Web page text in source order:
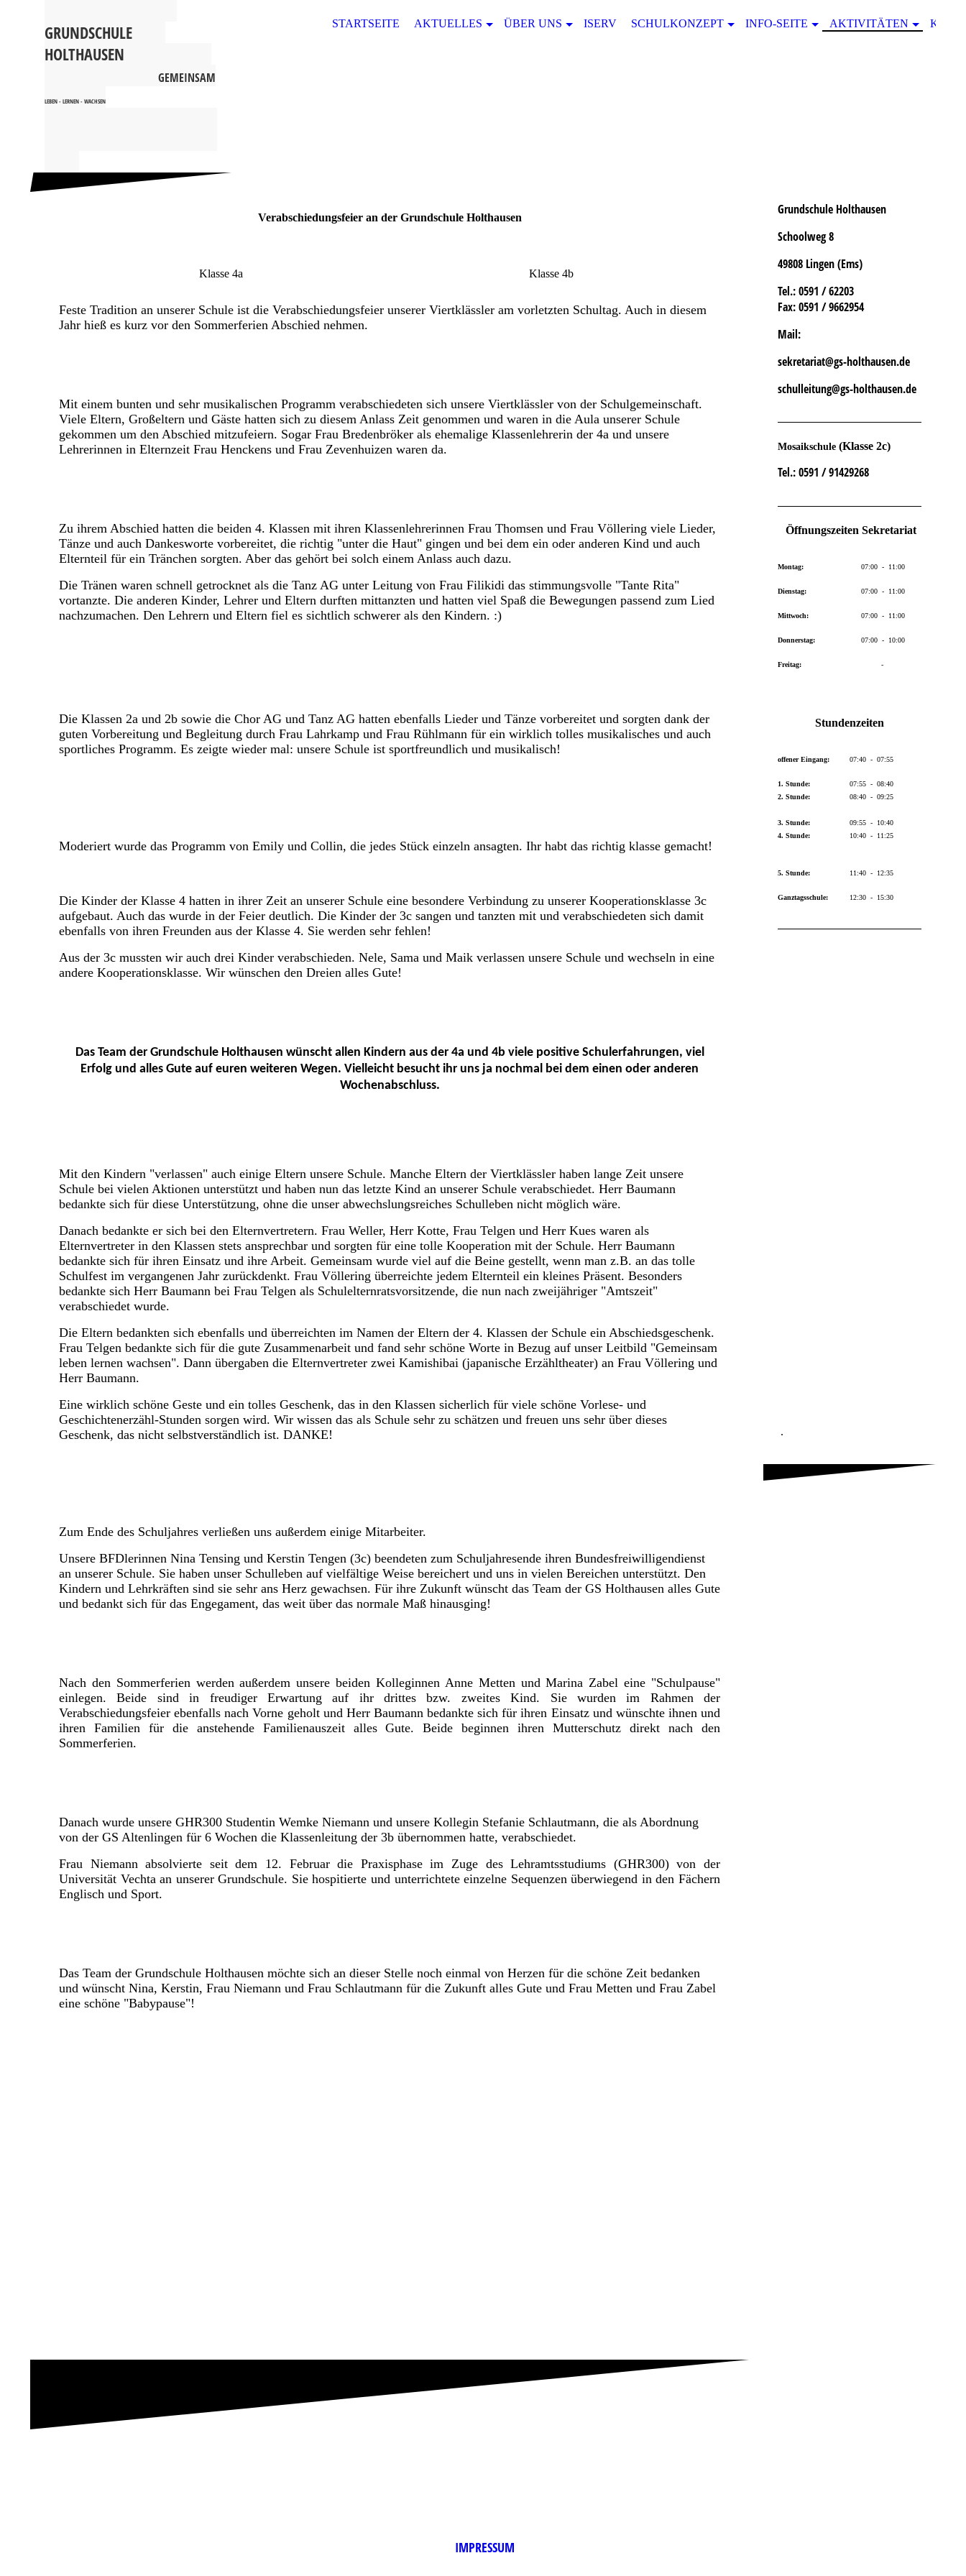
STARTSEITE AKTUELLES ÜBER UNS ISERV SCHULKONZEPT INFO-SEITE AKTIVITÄTEN
GRUNDSCHULE
HOLTHAUSEN
GEMEINSAM
LEBEN - LERNEN - WACHSEN
Verabschiedungsfeier an der Grundschule Holthausen
Klasse 4a Klasse 4b
Feste Tradition an unserer Schule ist die Verabschiedungsfeier unserer Viertklässler am vorletzten Schultag. Auch in diesem
Jahr hieß es kurz vor den Sommerferien Abschied nehmen.
Mit einem bunten und sehr musikalischen Programm verabschiedeten sich unsere Viertklässler von der Schulgemeinschaft.
Viele Eltern, Großeltern und Gäste hatten sich zu diesem Anlass Zeit genommen und waren in die Aula unserer Schule
gekommen um den Abschied mitzufeiern. Sogar Frau Bredenbröker als ehemalige Klassenlehrerin der 4a und unsere
Lehrerinnen in Elternzeit Frau Henckens und Frau Zevenhuizen waren da.
Zu ihrem Abschied hatten die beiden 4. Klassen mit ihren Klassenlehrerinnen Frau Thomsen und Frau Völlering viele Lieder,
Tänze und auch Dankesworte vorbereitet, die richtig "unter die Haut" gingen und bei dem ein oder anderen Kind und auch
Elternteil für ein Tränchen sorgten. Aber das gehört bei solch einem Anlass auch dazu.
Die Tränen waren schnell getrocknet als die Tanz AG unter Leitung von Frau Filikidi das stimmungsvolle "Tante Rita"
vortanzte. Die anderen Kinder, Lehrer und Eltern durften mittanzten und hatten viel Spaß die Bewegungen passend zum Lied
nachzumachen. Den Lehrern und Eltern fiel es sichtlich schwerer als den Kindern. :)
Die Klassen 2a und 2b sowie die Chor AG und Tanz AG hatten ebenfalls Lieder und Tänze vorbereitet und sorgten dank der
guten Vorbereitung und Begleitung durch Frau Lahrkamp und Frau Rühlmann für ein wirklich tolles musikalisches und auch
sportliches Programm. Es zeigte wieder mal: unsere Schule ist sportfreundlich und musikalisch!
Moderiert wurde das Programm von Emily und Collin, die jedes Stück einzeln ansagten. Ihr habt das richtig klasse gemacht!
Die Kinder der Klasse 4 hatten in ihrer Zeit an unserer Schule eine besondere Verbindung zu unserer Kooperationsklasse 3c
aufgebaut. Auch das wurde in der Feier deutlich. Die Kinder der 3c sangen und tanzten mit und verabschiedeten sich damit
ebenfalls von ihren Freunden aus der Klasse 4. Sie werden sehr fehlen!
Aus der 3c mussten wir auch drei Kinder verabschieden. Nele, Sama und Maik verlassen unsere Schule und wechseln in eine
andere Kooperationsklasse. Wir wünschen den Dreien alles Gute!
Das Team der Grundschule Holthausen wünscht allen Kindern aus der 4a und 4b viele positive Schulerfahrungen, viel
Erfolg und alles Gute auf euren weiteren Wegen. Vielleicht besucht ihr uns ja nochmal bei dem einen oder anderen
Wochenabschluss.
Mit den Kindern "verlassen" auch einige Eltern unsere Schule. Manche Eltern der Viertklässler haben lange Zeit unsere
Schule bei vielen Aktionen unterstützt und haben nun das letzte Kind an unserer Schule verabschiedet. Herr Baumann
bedankte sich für diese Unterstützung, ohne die unser abwechslungsreiches Schulleben nicht möglich wäre.
Danach bedankte er sich bei den Elternvertretern. Frau Weller, Herr Kotte, Frau Telgen und Herr Kues waren als
Elternvertreter in den Klassen stets ansprechbar und sorgten für eine tolle Kooperation mit der Schule. Herr Baumann
bedankte sich für ihren Einsatz und ihre Arbeit. Gemeinsam wurde viel auf die Beine gestellt, wenn man z.B. an das tolle
Schulfest im vergangenen Jahr zurückdenkt. Frau Völlering überreichte jedem Elternteil ein kleines Präsent. Besonders
bedankte sich Herr Baumann bei Frau Telgen als Schulelternratsvorsitzende, die nun nach zweijähriger "Amtszeit"
verabschiedet wurde.
Die Eltern bedankten sich ebenfalls und überreichten im Namen der Eltern der 4. Klassen der Schule ein Abschiedsgeschenk.
Frau Telgen bedankte sich für die gute Zusammenarbeit und fand sehr schöne Worte in Bezug auf unser Leitbild "Gemeinsam
leben lernen wachsen". Dann übergaben die Elternvertreter zwei Kamishibai (japanische Erzähltheater) an Frau Völlering und
Herr Baumann.
Eine wirklich schöne Geste und ein tolles Geschenk, das in den Klassen sicherlich für viele schöne Vorlese- und
Geschichtenerzähl-Stunden sorgen wird. Wir wissen das als Schule sehr zu schätzen und freuen uns sehr über dieses
Geschenk, das nicht selbstverständlich ist. DANKE!
Zum Ende des Schuljahres verließen uns außerdem einige Mitarbeiter.
Unsere BFDlerinnen Nina Tensing und Kerstin Tengen (3c) beendeten zum Schuljahresende ihren Bundesfreiwilligendienst
an unserer Schule. Sie haben unser Schulleben auf vielfältige Weise bereichert und uns in vielen Bereichen unterstützt. Den
Kindern und Lehrkräften sind sie sehr ans Herz gewachsen. Für ihre Zukunft wünscht das Team der GS Holthausen alles Gute
und bedankt sich für das Engegament, das weit über das normale Maß hinausging!
Nach den Sommerferien werden außerdem unsere beiden Kolleginnen Anne Metten und Marina Zabel eine "Schulpause"
einlegen. Beide sind in freudiger Erwartung auf ihr drittes bzw. zweites Kind. Sie wurden im Rahmen der
Verabschiedungsfeier ebenfalls nach Vorne geholt und Herr Baumann bedankte sich für ihren Einsatz und wünschte ihnen und
ihren Familien für die anstehende Familienauszeit alles Gute. Beide beginnen ihren Mutterschutz direkt nach den
Sommerferien.
Danach wurde unsere GHR300 Studentin Wemke Niemann und unsere Kollegin Stefanie Schlautmann, die als Abordnung
von der GS Altenlingen für 6 Wochen die Klassenleitung der 3b übernommen hatte, verabschiedet.
Frau Niemann absolvierte seit dem 12. Februar die Praxisphase im Zuge des Lehramtsstudiums (GHR300) von der
Universität Vechta an unserer Grundschule. Sie hospitierte und unterrichtete einzelne Sequenzen überwiegend in den Fächern
Englisch und Sport.
Das Team der Grundschule Holthausen möchte sich an dieser Stelle noch einmal von Herzen für die schöne Zeit bedanken
und wünscht Nina, Kerstin, Frau Niemann und Frau Schlautmann für die Zukunft alles Gute und Frau Metten und Frau Zabel
eine schöne "Babypause"!
Grundschule Holthausen
Schoolweg 8
49808 Lingen (Ems)
Tel.: 0591 / 62203
Fax:0591 / 9662954
Mail:
sekretariat@gs-holthausen.de
schulleitung@gs-holthausen.de
Mosaikschule (Klasse 2c)
Tel.: 0591 / 91429268
Öffnungszeiten Sekretariat
Montag:
Dienstag:
Mittwoch:
Donnerstag:
Freitag:
07:00 - 11:00
07:00 - 11:00
07:00 - 11:00
07:00 - 10:00
-
Stundenzeiten
offener Eingang:
1. Stunde:
2. Stunde:
3. Stunde:
4. Stunde:
5. Stunde:
Ganztagsschule:
07:40 - 07:55
07:55 - 08:40
08:40 - 09:25
09:55 - 10:40
10:40 - 11:25
11:40 - 12:35
12:30 - 15:30
.
IMPRESSUM